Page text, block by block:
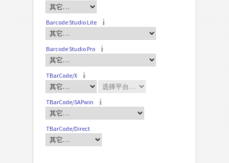
Barcode Studio Lite
Barcode Studio Pro
TBarCode/X
TBarCode/SAPwin
TBarCode/Direct